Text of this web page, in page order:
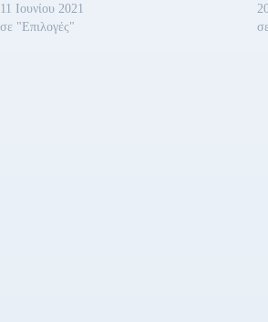
11 Ιουνίου 2021
σε "Επιλογές"